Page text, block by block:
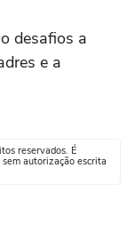
desafios a
e a
reservados. É
autorização escrita